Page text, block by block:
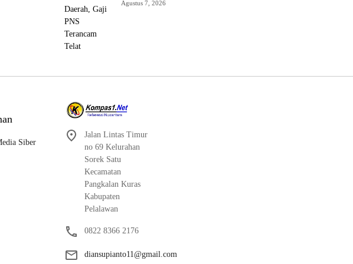
Daerah, Gaji PNS Terancam Telat
Agustus 7, 2026
Siber
Jalan Lintas Timur
no 69 Kelurahan
Sorek Satu
Kecamatan
Pangkalan Kuras
Kabupaten
Pelalawan
0822 8366 2176
diansupianto11@gmail.com